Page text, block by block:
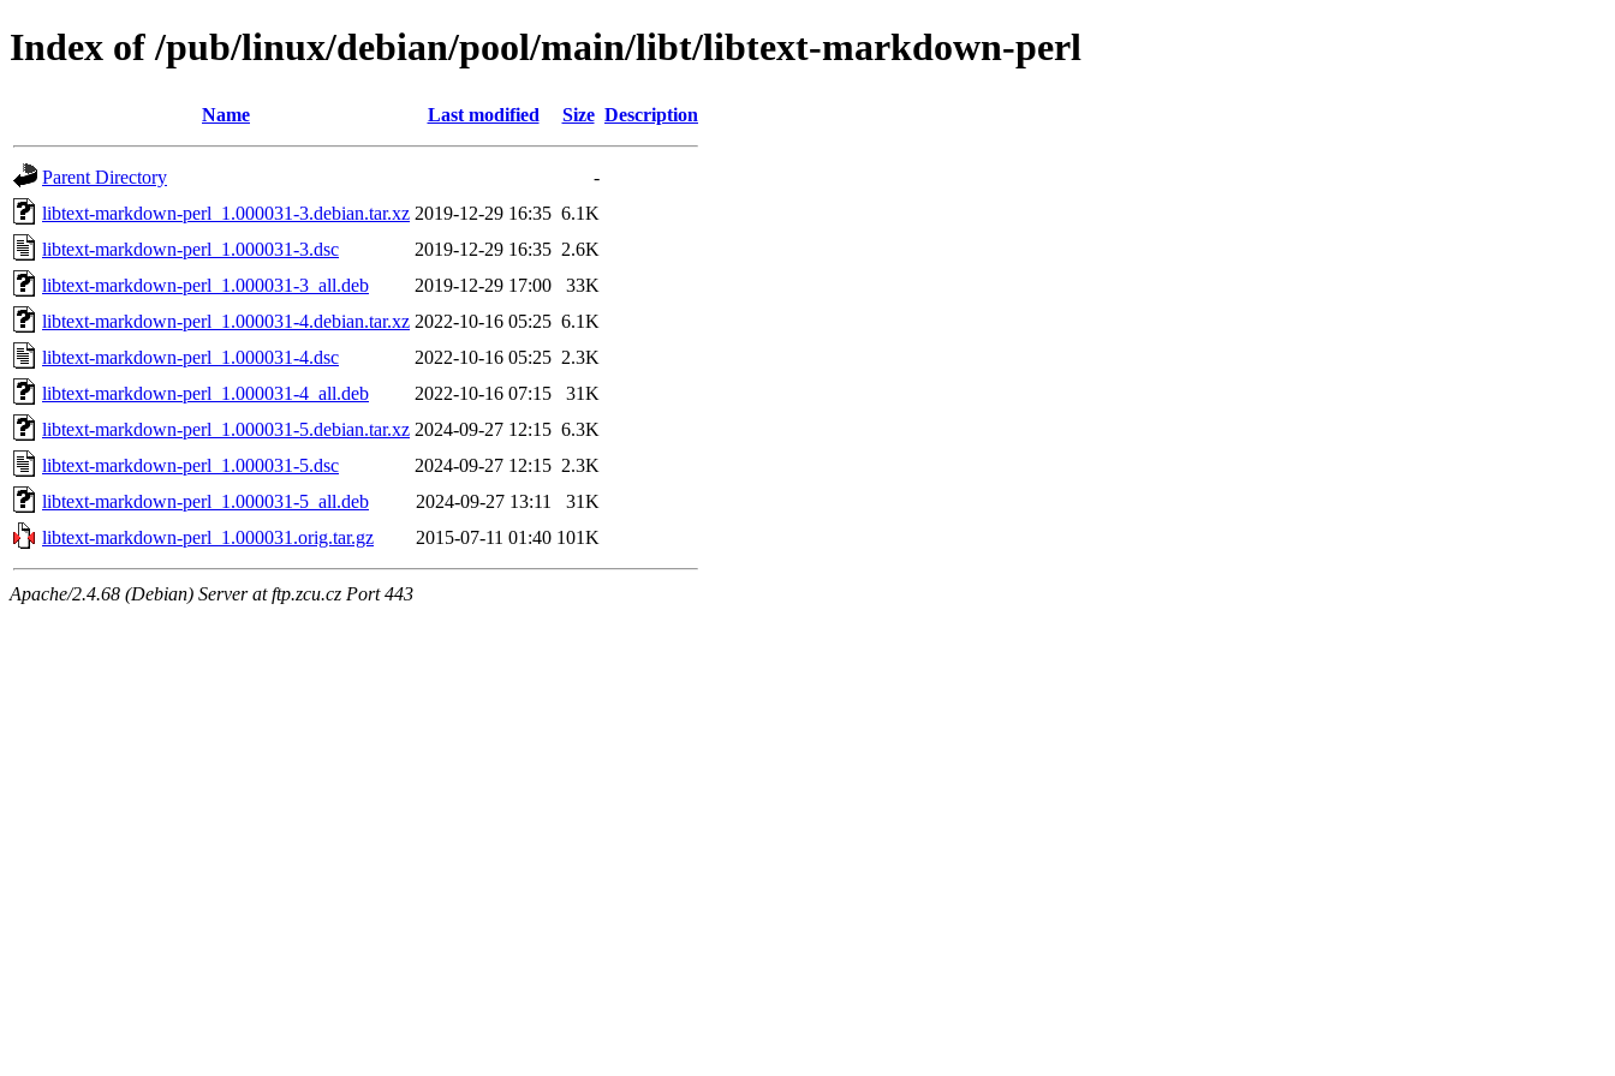
Index of /pub/linux/debian/pool/main/libt/libtext-markdown-perl
Name Last modified Size Description
Parent Directory
-
libtext-markdown-perl_1.000031-3.debian.tar.xz 2019-12-29 16:35 6.1K
libtext-markdown-perl_1.000031-3.dsc
2019-12-29 16:35 2.6K
libtext-markdown-perl_1.000031-3_all.deb
2019-12-29 17:00
33K
libtext-markdown-perl_1.000031-4.debian.tar.xz 2022-10-16 05:25 6.1K
libtext-markdown-perl_1.000031-4.dsc
2022-10-16 05:25 2.3K
libtext-markdown-perl_1.000031-4_all.deb
2022-10-16 07:15
31K
libtext-markdown-perl_1.000031-5.debian.tar.xz 2024-09-27 12:15 6.3K
libtext-markdown-perl_1.000031-5.dsc
2024-09-27 12:15 2.3K
libtext-markdown-perl_1.000031-5_all.deb
2024-09-27 13:11
31K
libtext-markdown-perl_1.000031.orig.tar.gz
2015-07-11 01:40 101K
Apache/2.4.68 (Debian) Server at ftp.zcu.cz Port 443